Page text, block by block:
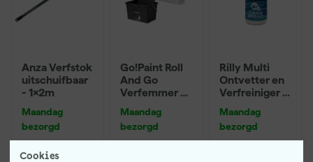
Cookies
Anza Verfstok
uitschuifbaar
- 1x2m
Maandag
bezorgd
Adviesprijs 11,47
Go!Paint Roll
And Go
Verfemmer -
10L + 5
Inzetemmers
en deksel
Maandag
bezorgd
Rilly Multi
Ontvetter en
Verfreiniger –
Maandag
bezorgd